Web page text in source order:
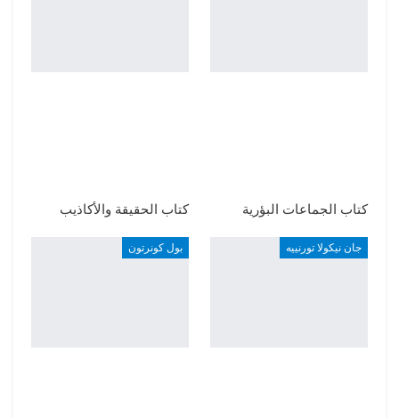
كتاب الجماعات البؤرية كتاب الحقيقة والأكاذيب
جان نيكولا تورنييه بول كونرتون